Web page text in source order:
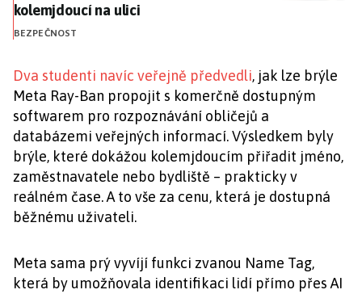
kolemjdoucí na ulici
BEZPEČNOST
Dva studenti navíc veřejně předvedli, jak lze brýle
Meta Ray-Ban propojit s komerčně dostupným
softwarem pro rozpoznávání obličejů a
databázemi veřejných informací. Výsledkem byly
brýle, které dokážou kolemjdoucím přiřadit jméno,
zaměstnavatele nebo bydliště – prakticky v
reálném čase. A to vše za cenu, která je dostupná
běžnému uživateli.
Meta sama prý vyvíjí funkci zvanou Name Tag,
která by umožňovala identifikaci lidí přímo přes AI